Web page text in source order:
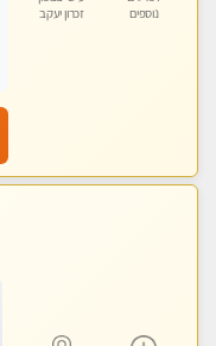
נוספים
זכרון יעקב